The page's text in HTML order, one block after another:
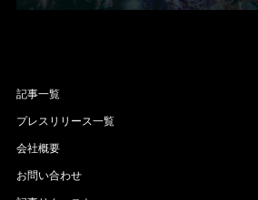
記事一覧
プレスリリース一覧
会社概要
お問い合わせ